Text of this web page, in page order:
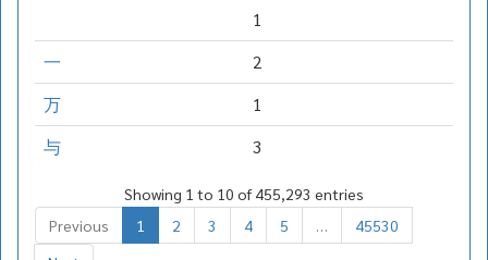
1
一
2
万
1
与
3
Showing 1 to 10 of 455,293 entries
Previous
1 2 3 4 5 …
45530